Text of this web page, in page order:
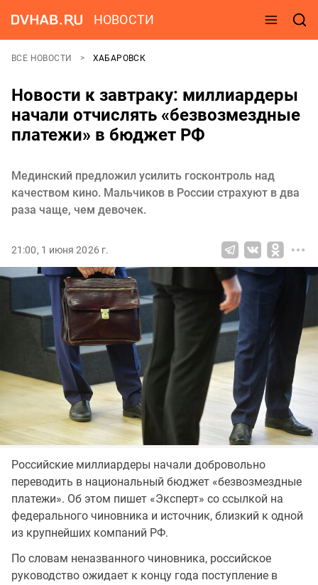
НОВОСТИ
ВСЕ НОВОСТИ ХАБАРОВСК
Новости к завтраку: миллиардеры
начали отчислять «безвозмездные
платежи» в бюджет РФ
Мединский предложил усилить госконтроль над
качеством кино. Мальчиков в России страхуют в два
раза чаще, чем девочек.
21:00, 1 июня 2026 г.
Российские миллиардеры начали добровольно
переводить в национальный бюджет «безвозмездные
платежи». Об этом пишет «Эксперт» со ссылкой на
федерального чиновника и источник, близкий к одной
из крупнейших компаний РФ.
По словам неназванного чиновника, российское
руководство ожидает к концу года поступление в